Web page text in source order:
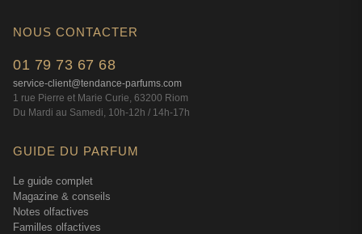
NOUS CONTACTER
01 79 73 67 68
service-client@tendance-parfums.com
1 rue Pierre et Marie Curie, 63200 Riom
Du Mardi au Samedi, 10h-12h / 14h-17h
GUIDE DU PARFUM
Le guide complet
Magazine & conseils
Notes olfactives
Familles olfactives